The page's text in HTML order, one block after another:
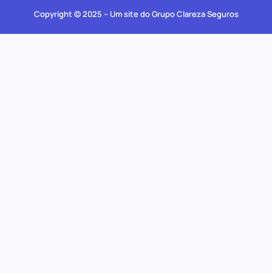
Copyright © 2025 – Um site do Grupo Clareza Seguros